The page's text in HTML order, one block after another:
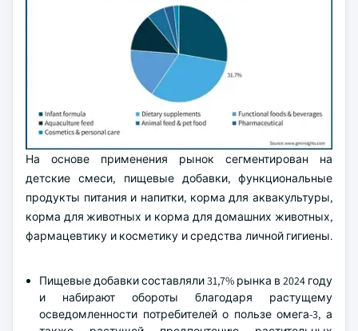
На основе применения рынок сегментирован на
детские смеси, пищевые добавки, функциональные
продукты питания и напитки, корма для аквакультуры,
корма для животных и корма для домашних животных,
фармацевтику и косметику и средства личной гигиены.
Пищевые добавки составляли 31,7% рынка в 2024 году
и набирают обороты благодаря растущему
осведомленности потребителей о пользе омега-3, а